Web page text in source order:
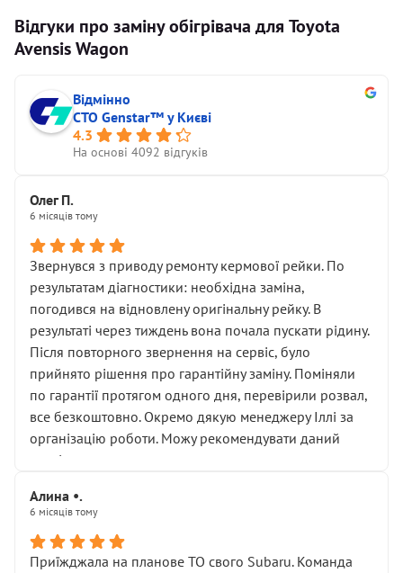
Відгуки про заміну обігрівача для Toyota
Avensis Wagon
Відмінно
СТО Genstar™ у Києві
4.3
На основі 4092 відгуків
Олег П.
6 місяців тому
Звернувся з приводу ремонту кермової рейки. По
результатам діагностики: необхідна заміна,
погодився на відновлену оригінальну рейку. В
результаті через тиждень вона почала пускати рідину.
Після повторного звернення на сервіс, було
прийнято рішення про гарантійну заміну. Поміняли
по гарантії протягом одного дня, перевірили розвал,
все безкоштовно. Окремо дякую менеджеру Іллі за
організацію роботи. Можу рекомендувати даний
сервіс.
Алина •.
6 місяців тому
Приїжджала на планове ТО свого Subaru. Команда